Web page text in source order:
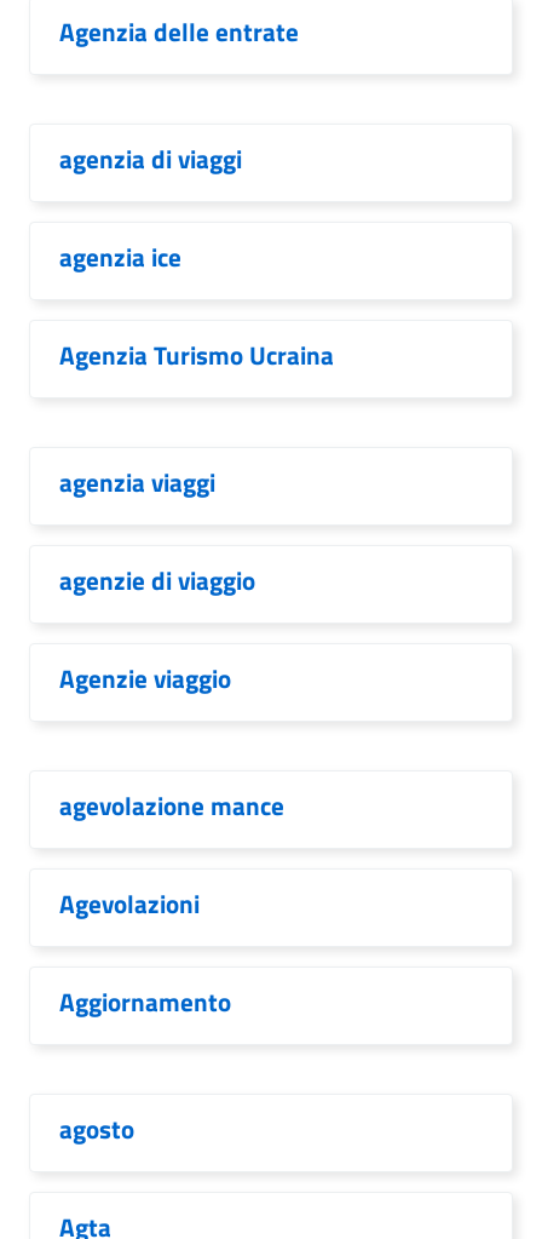
Agenzia delle entrate
agenzia di viaggi
agenzia ice
Agenzia Turismo Ucraina
agenzia viaggi
agenzie di viaggio
Agenzie viaggio
agevolazione mance
Agevolazioni
Aggiornamento
agosto
Agta